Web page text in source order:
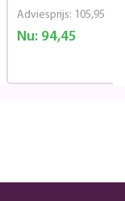
Nu:94,45
Adviesprijs: 105,95